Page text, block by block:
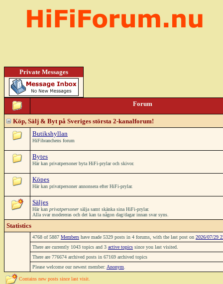
Private Messages
Forum
Köp, Sälj & Byt på Sveriges största 2-kanalforum!
Butikshyllan
HiFibranchens forum
Bytes
Här kan privatpersoner byta HiFi-prylar och skivor.
Köpes
Här kan privatpersoner annonsera efter HiFi-prylar.
Säljes
Här kan privatpersoner sälja samt skänka sina HiFi-prylar.
Alla svar modereras och det kan ta någon dag/dagar innan svar syns.
Statistics
4768 of 5887 Members have made 5329 posts in 4 forums, with the last post on 2026/07/29
There are currently 1043 topics and 3 active topics since you last visited.
There are 776674 archived posts in 67169 archived topics
Please welcome our newest member: Anonym
Contains new posts since last visit.